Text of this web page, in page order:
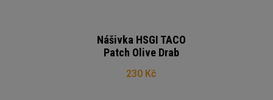
Nášivka HSGI TACO
Patch Olive Drab
230 Kč